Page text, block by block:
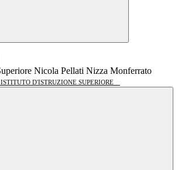
ISTITUTO D'ISTRUZIONE SUPERIORE